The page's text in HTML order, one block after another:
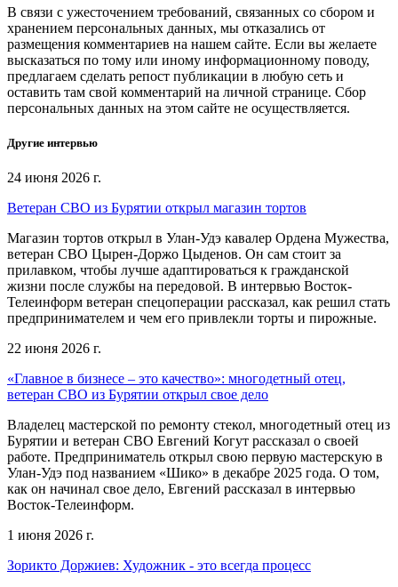
В связи с ужесточением требований, связанных со сбором и
хранением персональных данных, мы отказались от
размещения комментариев на нашем сайте. Если вы желаете
высказаться по тому или иному информационному поводу,
предлагаем сделать репост публикации в любую сеть и
оставить там свой комментарий на личной странице. Сбор
персональных данных на этом сайте не осуществляется.
Другие интервью
24 июня 2026 г.
Ветеран СВО из Бурятии открыл магазин тортов
Магазин тортов открыл в Улан-Удэ кавалер Ордена Мужества,
ветеран СВО Цырен-Доржо Цыденов. Он сам стоит за
прилавком, чтобы лучше адаптироваться к гражданской
жизни после службы на передовой. В интервью Восток-
Телеинформ ветеран спецоперации рассказал, как решил стать
предпринимателем и чем его привлекли торты и пирожные.
22 июня 2026 г.
«Главное в бизнесе – это качество»: многодетный отец,
ветеран СВО из Бурятии открыл свое дело
Владелец мастерской по ремонту стекол, многодетный отец из
Бурятии и ветеран СВО Евгений Когут рассказал о своей
работе. Предприниматель открыл свою первую мастерскую в
Улан-Удэ под названием «Шико» в декабре 2025 года. О том,
как он начинал свое дело, Евгений рассказал в интервью
Восток-Телеинформ.
1 июня 2026 г.
Зорикто Доржиев: Художник - это всегда процесс